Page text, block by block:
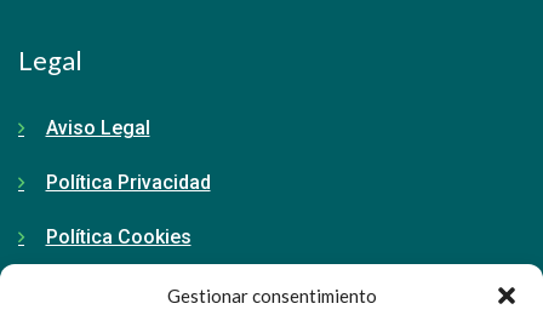
Gestionar consentimiento
Legal
Aviso Legal
Política Privacidad
Política Cookies